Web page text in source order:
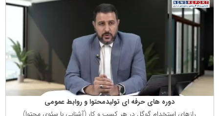
دوره های حرفه ای تولیدمحتوا و روابط عمومی